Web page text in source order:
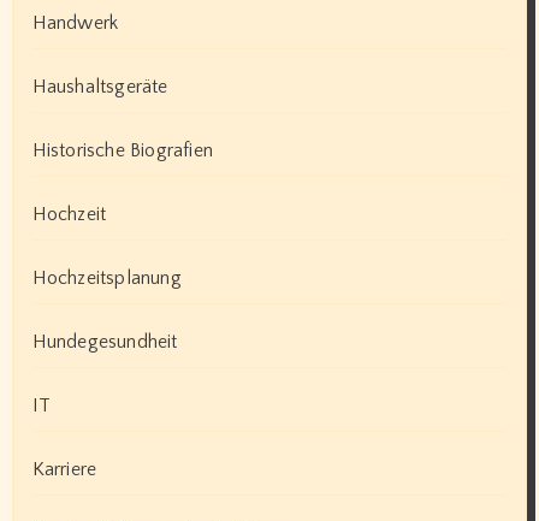
Handwerk
Haushaltsgeräte
Historische Biografien
Hochzeit
Hochzeitsplanung
Hundegesundheit
IT
Karriere